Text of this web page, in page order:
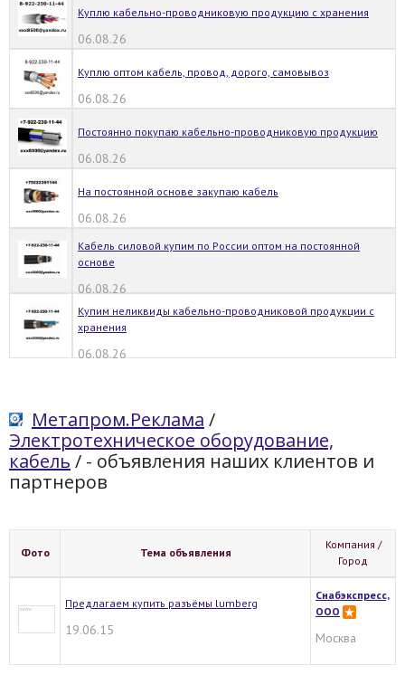
Куплю кабельно-проводниковую продукцию с хранения
06.08.26
Куплю оптом кабель, провод, дорого, самовывоз
06.08.26
Постоянно покупаю кабельно-проводниковую продукцию
06.08.26
На постоянной основе закупаю кабель
06.08.26
Кабель силовой купим по России оптом на постоянной
основе
06.08.26
Купим неликвиды кабельно-проводниковой продукции с
хранения
06.08.26
Метапром.Реклама /
Электротехническое оборудование,
кабель / - объявления наших клиентов и
партнеров
Фото Тема объявления
Компания /
Город
Предлагаем купить разъёмы lumberg
19.06.15
Снабэкспресс,
ООО
Москва